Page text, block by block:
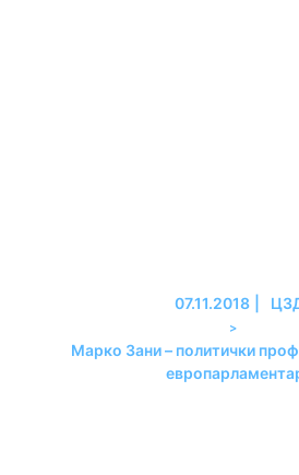
07.11.2018
>
Марко Зани – политички